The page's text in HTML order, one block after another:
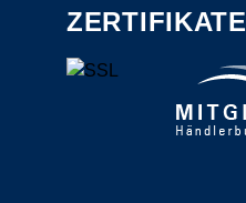
ZERTIFIKATE